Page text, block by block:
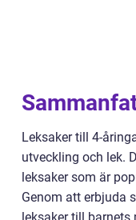
Leksaker till 4-
utveckling och lek.
leksaker som är
Genom att erbjuda